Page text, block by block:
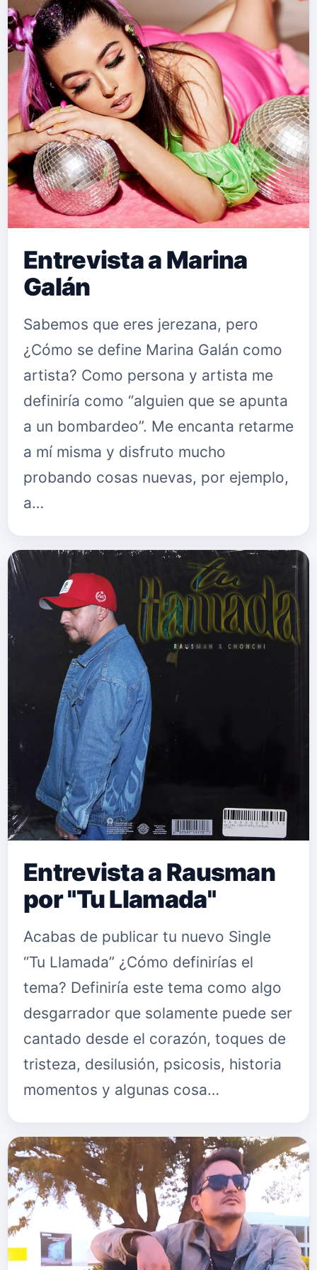
Entrevista a Marina
Galán
Sabemos que eres jerezana, pero
¿Cómo se define Marina Galán como
artista? Como persona y artista me
definiría como “alguien que se apunta
a un bombardeo”. Me encanta retarme
a mí misma y disfruto mucho
probando cosas nuevas, por ejemplo,
a…
Entrevista a Rausman
por "Tu Llamada"
Acabas de publicar tu nuevo Single
“Tu Llamada” ¿Cómo definirías el
tema? Definiría este tema como algo
desgarrador que solamente puede ser
cantado desde el corazón, toques de
tristeza, desilusión, psicosis, historia
momentos y algunas cosa…